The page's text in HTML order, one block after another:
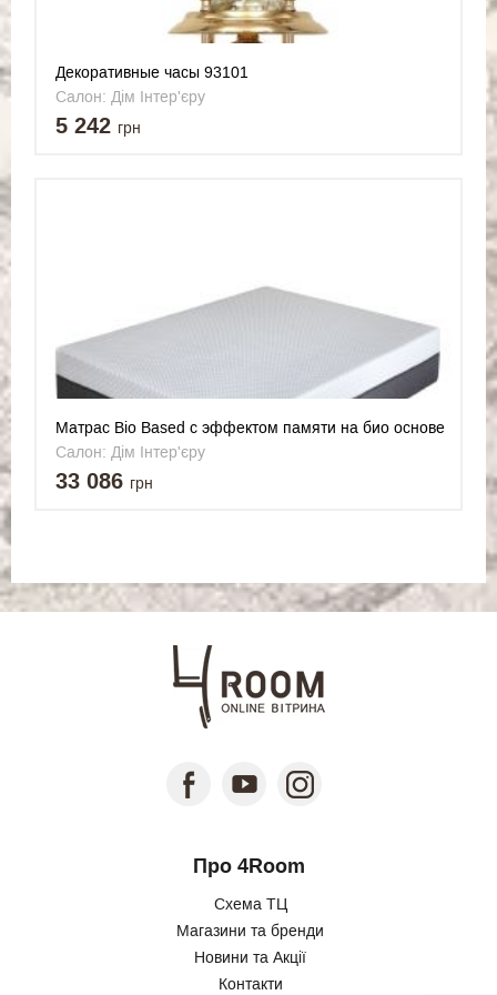
Декоративные часы 93101
Салон: Дім Інтер'єру
5 242 грн
Матрас Bio Based с эффектом памяти на био основе
180*200 Sueño (Sueno)
Салон: Дім Інтер'єру
33 086 грн
Про 4Room
Схема ТЦ
Магазини та бренди
Новини та Акції
Контакти